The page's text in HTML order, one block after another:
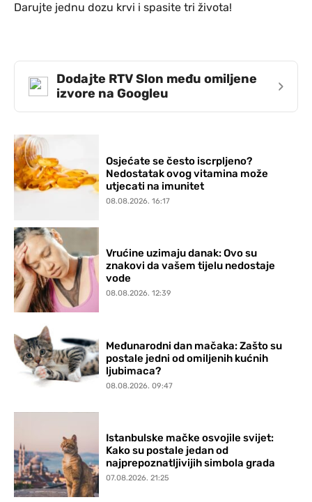
Darujte jednu dozu krvi i spasite tri života!
Dodajte RTV Slon među omiljene
izvore na Googleu
›
Osjećate se često iscrpljeno?
Nedostatak ovog vitamina može
utjecati na imunitet
08.08.2026. 16:17
Vrućine uzimaju danak: Ovo su
znakovi da vašem tijelu nedostaje
vode
08.08.2026. 12:39
Međunarodni dan mačaka: Zašto su
postale jedni od omiljenih kućnih
ljubimaca?
08.08.2026. 09:47
Istanbulske mačke osvojile svijet:
Kako su postale jedan od
najprepoznatljivijih simbola grada
07.08.2026. 21:25